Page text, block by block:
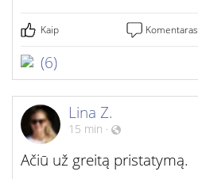
Kaip Komentaras
(6)
Lina Z.
15 min ·
Ačiū už greitą pristatymą.